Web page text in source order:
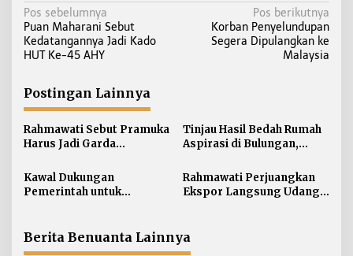
N
a
v
g
a
s
i
o
Pos sebelumnya
Puan Maharani Sebut
Kedatangannya Jadi Kado
HUT Ke-45 AHY
Pos berikutnya
Korban Penyelundupan
Segera Dipulangkan ke
Malaysia
Postingan Lainnya
Rahmawati Sebut Pramuka
Harus Jadi Garda
Generasi Perbatasan dari
Narkoba
Tinjau Hasil Bedah Rumah
Aspirasi di Bulungan,
Bantuan Penyelesaian
Pintu dan Jendela
Kawal Dukungan
Pemerintah untuk
Petani di Desa Gunung
Putih
Rahmawati Perjuangkan
Ekspor Langsung Udang
Berita Benuanta Lainnya